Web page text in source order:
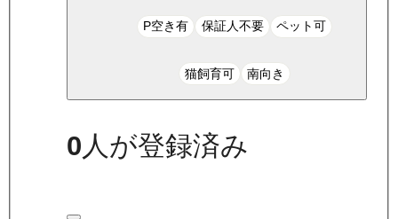
P空き有 保証人不要 ペット可
猫飼育可 南向き
0 人が登録済み